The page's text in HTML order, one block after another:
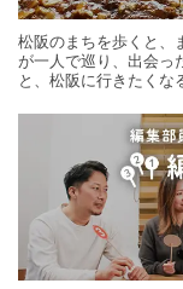
松阪のまちを歩くと、
が一人で巡り、出会っ
と、松阪に行きたくな